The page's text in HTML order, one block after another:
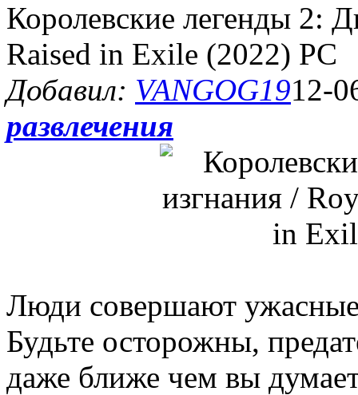
Королевские легенды 2:
Raised in Exile (2022) PC
Добавил: VANGOG1912-
развлечения
Люди совершают
Будьте осторожны,
даже ближе чем вы